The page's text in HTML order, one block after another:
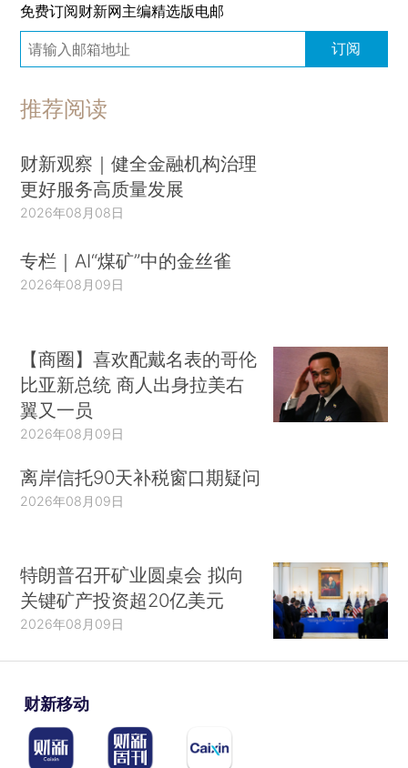
免费订阅财新网主编精选版电邮
订阅
推荐阅读
财新观察｜健全金融机构治理
更好服务高质量发展
2026年08月08日
专栏｜AI“煤矿”中的金丝雀
2026年08月09日
【商圈】喜欢配戴名表的哥伦
比亚新总统 商人出身拉美右
翼又一员
2026年08月09日
离岸信托90天补税窗口期疑问
2026年08月09日
特朗普召开矿业圆桌会 拟向
关键矿产投资超20亿美元
2026年08月09日
财新移动